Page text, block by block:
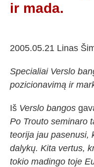
ir mada.
2005.05.21 Linas
Specialiai Verslo
pozicionavimą ir
Iš Verslo bangos
Po Trouto seminaro
teorija jau pasenusi,
dalykų. Kita vertus,
tokio madingo toje